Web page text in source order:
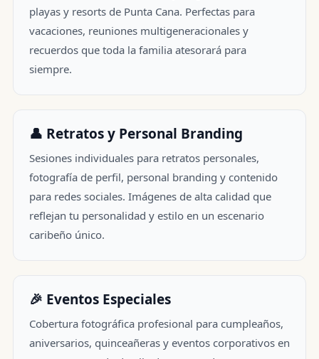
playas y resorts de Punta Cana. Perfectas para
vacaciones, reuniones multigeneracionales y
recuerdos que toda la familia atesorará para
siempre.
👤 Retratos y Personal Branding
Sesiones individuales para retratos personales,
fotografía de perfil, personal branding y contenido
para redes sociales. Imágenes de alta calidad que
reflejan tu personalidad y estilo en un escenario
caribeño único.
🎉 Eventos Especiales
Cobertura fotográfica profesional para cumpleaños,
aniversarios, quinceañeras y eventos corporativos en